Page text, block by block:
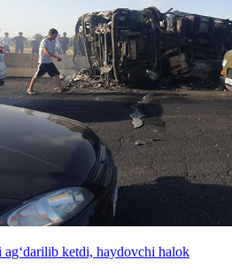
ag‘darilib ketdi, haydovchi halok